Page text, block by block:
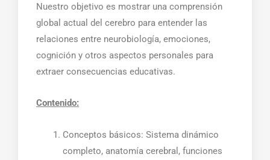
Nuestro objetivo es mostrar una comprensión
global actual del cerebro para entender las
relaciones entre neurobiología, emociones,
cognición y otros aspectos personales para
extraer consecuencias educativas.
Contenido:
Conceptos básicos: Sistema dinámico
completo, anatomía cerebral, funciones